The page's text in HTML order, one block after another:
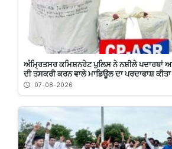
ਅੰਮ੍ਰਿਤਸਰ ਕਮਿਸ਼ਨਰੇਟ ਪੁਲਿਸ ਨੇ ਨਸ਼ੀਲੇ ਪਦਾਰਥਾਂ
ਦੀ ਤਸਕਰੀ ਕਰਨ ਵਾਲੇ ਮਾਡਿਊਲ ਦਾ ਪਰਦਾਫਾਸ਼ ਕੀਤਾ
07-08-2026